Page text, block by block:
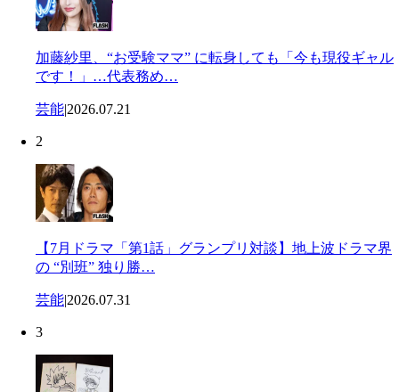
加藤紗里、“お受験ママ” に転身しても「今も現役ギャル
です！」…代表務め…
芸能|2026.07.21
2
【7月ドラマ「第1話」グランプリ対談】地上波ドラマ界
の “別班” 独り勝…
芸能|2026.07.31
3